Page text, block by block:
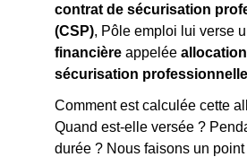
contrat de sécurisation
(CSP), Pôle emploi lui verse
financière appelée
sécurisation
Comment est calculée cette
Quand est-elle versée ?
durée ? Nous faisons un point